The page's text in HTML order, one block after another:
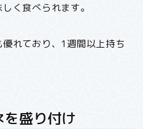
く食べられます。
れており、1週間以上持ち
盛り付け